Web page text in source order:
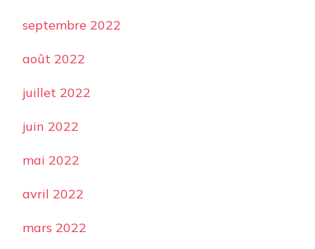
septembre 2022
août 2022
juillet 2022
juin 2022
mai 2022
avril 2022
mars 2022